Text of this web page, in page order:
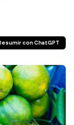
con ChatGPT